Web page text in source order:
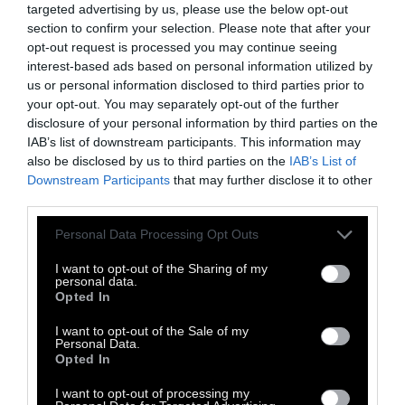
targeted advertising by us, please use the below opt-out
section to confirm your selection. Please note that after your
opt-out request is processed you may continue seeing
interest-based ads based on personal information utilized by
us or personal information disclosed to third parties prior to
your opt-out. You may separately opt-out of the further
disclosure of your personal information by third parties on the
IAB’s list of downstream participants. This information may
also be disclosed by us to third parties on the IAB’s List of
Downstream Participants that may further disclose it to other
Personal Data Processing Opt Outs
I want to opt-out of the Sharing of my
personal data.
Opted In
I want to opt-out of the Sale of my
Personal Data.
Opted In
I want to opt-out of processing my
συνόδευαν τους γονείς τους.Λυπήθηκα και
ντράπηκα όμως, γι’ αυτό που άκουσα από
τον εκπρόσωπό τους ότι τα επιδόματα
προς τους αναπήρους πρέπει να κοπούν
και να κατευθυνθούν προς αυτούς.
Πρόκειται για μία απολύτως φασιστική
άποψη που θυμίζει τον σπαρτιάτικο
Καιάδα και που δεν ξεπλένεται ούτε με
τους αγιασμούς και τις αναφορές στην
Ορθοδοξία, ούτε με τους ύμνους στην
απόψεις να μην εκπροσωπηθούν στο
επόμενο δημοτικό συμβούλιο. Είναι
απεχθέστατες. Ο ίδιος πάντως δεν
πρόκειται να τείνω χείρα συνεργασίας σε
αυτές και ασφαλώς, όλες οι ευπαθείς ομάδες